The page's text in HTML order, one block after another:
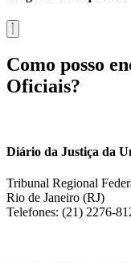
Como posso
Oficiais?
Diário da Justiça da
Tribunal Regional
Rio de Janeiro (RJ)
Telefones: (21) 2276-